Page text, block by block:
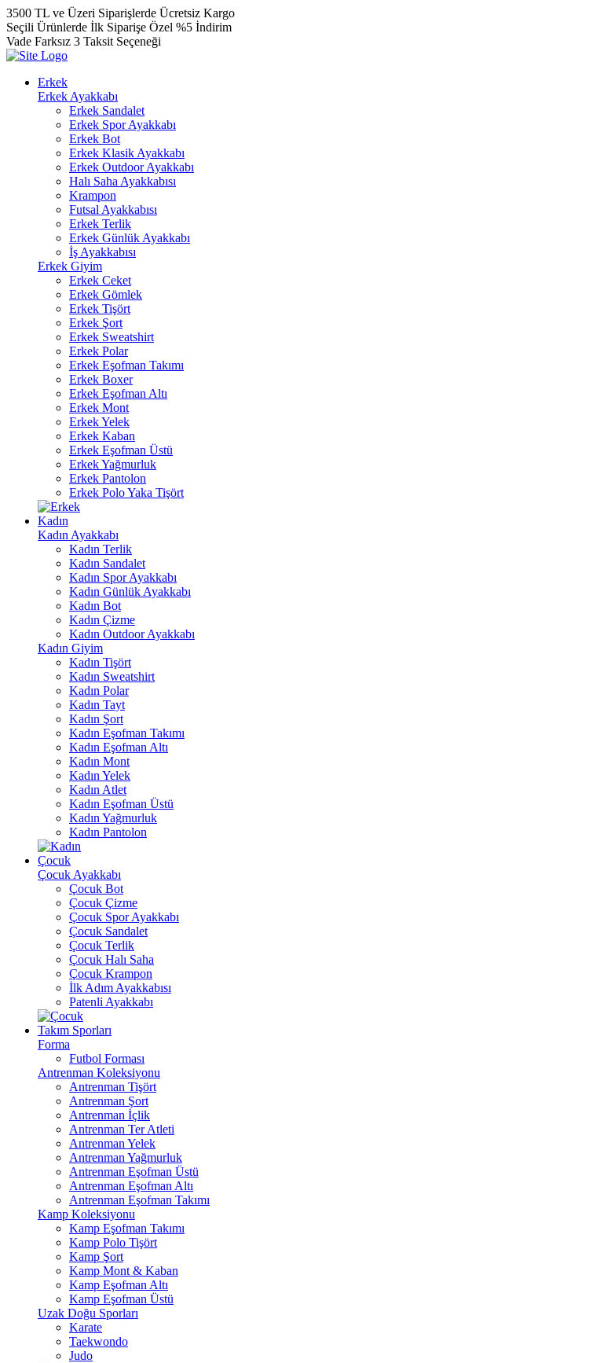
3500 TL ve Üzeri Siparişlerde Ücretsiz Kargo
Seçili Ürünlerde İlk Siparişe Özel %5 İndirim
Vade Farksız 3 Taksit Seçeneği
Erkek
Erkek Ayakkabı
Erkek Sandalet
Erkek Spor Ayakkabı
Erkek Bot
Erkek Klasik Ayakkabı
Erkek Outdoor Ayakkabı
Halı Saha Ayakkabısı
Krampon
Futsal Ayakkabısı
Erkek Terlik
Erkek Günlük Ayakkabı
İş Ayakkabısı
Erkek Giyim
Erkek Ceket
Erkek Gömlek
Erkek Tişört
Erkek Şort
Erkek Sweatshirt
Erkek Polar
Erkek Eşofman Takımı
Erkek Boxer
Erkek Eşofman Altı
Erkek Mont
Erkek Yelek
Erkek Kaban
Erkek Eşofman Üstü
Erkek Yağmurluk
Erkek Pantolon
Erkek Polo Yaka Tişört
Kadın
Kadın Ayakkabı
Kadın Terlik
Kadın Sandalet
Kadın Spor Ayakkabı
Kadın Günlük Ayakkabı
Kadın Bot
Kadın Çizme
Kadın Outdoor Ayakkabı
Kadın Giyim
Kadın Tişört
Kadın Sweatshirt
Kadın Polar
Kadın Tayt
Kadın Şort
Kadın Eşofman Takımı
Kadın Eşofman Altı
Kadın Mont
Kadın Yelek
Kadın Atlet
Kadın Eşofman Üstü
Kadın Yağmurluk
Kadın Pantolon
Çocuk
Çocuk Ayakkabı
Çocuk Bot
Çocuk Çizme
Çocuk Spor Ayakkabı
Çocuk Sandalet
Çocuk Terlik
Çocuk Halı Saha
Çocuk Krampon
İlk Adım Ayakkabısı
Patenli Ayakkabı
Takım Sporları
Forma
Futbol Forması
Antrenman Koleksiyonu
Antrenman Tişört
Antrenman Şort
Antrenman İçlik
Antrenman Ter Atleti
Antrenman Yelek
Antrenman Yağmurluk
Antrenman Eşofman Üstü
Antrenman Eşofman Altı
Antrenman Eşofman Takımı
Kamp Koleksiyonu
Kamp Eşofman Takımı
Kamp Polo Tişört
Kamp Şort
Kamp Mont & Kaban
Kamp Eşofman Altı
Kamp Eşofman Üstü
Uzak Doğu Sporları
Karate
Taekwondo
Judo